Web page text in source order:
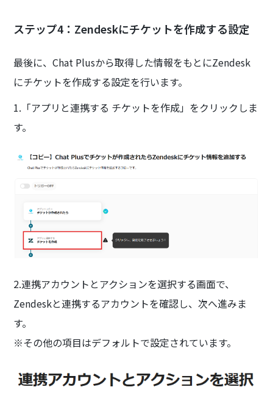
ステップ4：Zendeskにチケットを作成する設定
最後に、Chat Plusから取得した情報をもとにZendesk
にチケットを作成する設定を行います。
1.「アプリと連携する チケットを作成」をクリックしま
す。
2.連携アカウントとアクションを選択する画面で、
Zendeskと連携するアカウントを確認し、次へ進みま
す。
※その他の項目はデフォルトで設定されています。